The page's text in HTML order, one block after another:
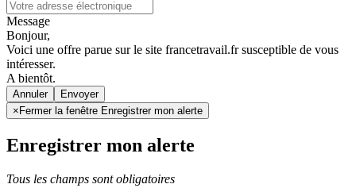
Message
Bonjour,
Voici une offre parue sur le site francetravail.fr susceptible de vous
intéresser.
A bientôt.
Annuler
× Fermer la fenêtre Enregistrer mon alerte
Enregistrer mon alerte
Tous les champs sont obligatoires